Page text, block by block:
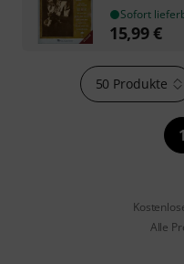
Sofort
15,99€
50 Produkte
1
Alle